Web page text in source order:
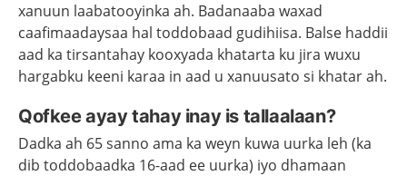
xanuun laabatooyinka ah. Badanaaba waxad
caafimaadaysaa hal toddobaad gudihiisa. Balse haddii
aad ka tirsantahay kooxyada khatarta ku jira wuxu
hargabku keeni karaa in aad u xanuusato si khatar ah.
Qofkee ayay tahay inay is tallaalaan?
Dadka ah 65 sanno ama ka weyn kuwa uurka leh (ka
dib toddobaadka 16-aad ee uurka) iyo dhamaan